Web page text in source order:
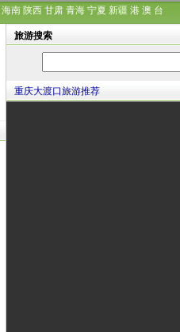
海南 陕西 甘肃 青海 宁夏 新疆 港 澳 台
旅游搜索
重庆大渡口旅游推荐